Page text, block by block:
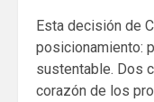
Esta decisión de
posicionamiento:
sustentable. Dos
corazón de los